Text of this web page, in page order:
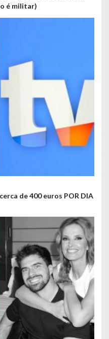
é militar)
de 400 euros POR DIA